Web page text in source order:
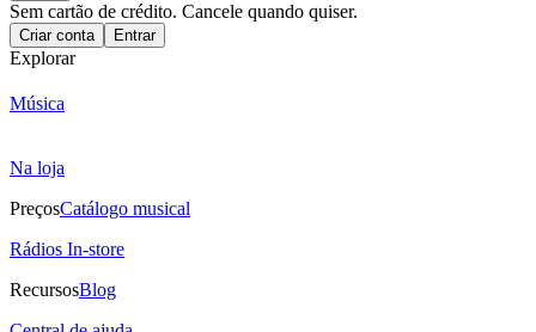
Sem cartão de crédito. Cancele quando quiser.
Criar conta Entrar
Explorar
Música
Na loja
PreçosCatálogo musical
Rádios In-store
RecursosBlog